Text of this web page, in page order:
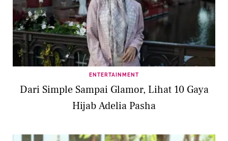
ENTERTAINMENT
Dari Simple Sampai Glamor, Lihat 10 Gaya
Hijab Adelia Pasha